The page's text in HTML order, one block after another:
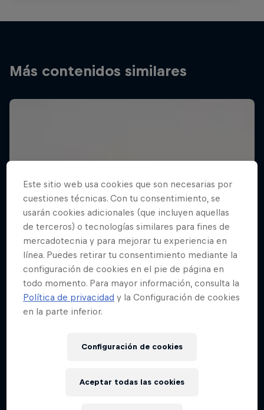
Más contenidos similares
Este sitio web usa cookies que son necesarias por
cuestiones técnicas. Con tu consentimiento, se
usarán cookies adicionales (que incluyen aquellas
de terceros) o tecnologías similares para fines de
mercadotecnia y para mejorar tu experiencia en
línea. Puedes retirar tu consentimiento mediante la
configuración de cookies en el pie de página en
todo momento. Para mayor información, consulta la
Política de privacidad y la Configuración de cookies
en la parte inferior.
Configuración de cookies
Aceptar todas las cookies